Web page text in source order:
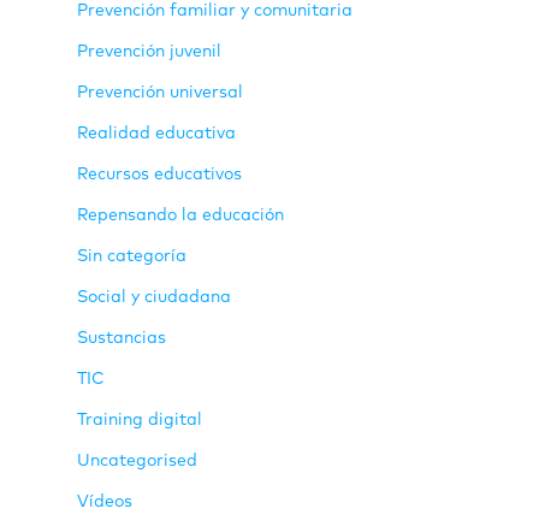
Prevención familiar y comunitaria
Prevención juvenil
Prevención universal
Realidad educativa
Recursos educativos
Repensando la educación
Sin categoría
Social y ciudadana
Sustancias
TIC
Training digital
Uncategorised
Vídeos